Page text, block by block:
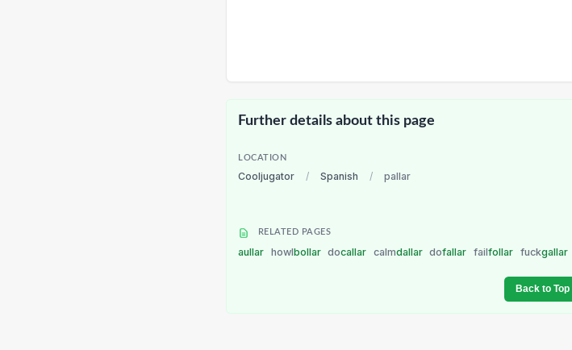
Further details about this page
LOCATION
Cooljugator / Spanish / pallar
RELATED PAGES
aullar howlbollar docallar calmdallar dofallar failfollar fuckgallar
Back to Top